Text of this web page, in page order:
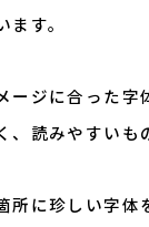
す。
ージに合った字
読みやすいも
所に珍しい字体